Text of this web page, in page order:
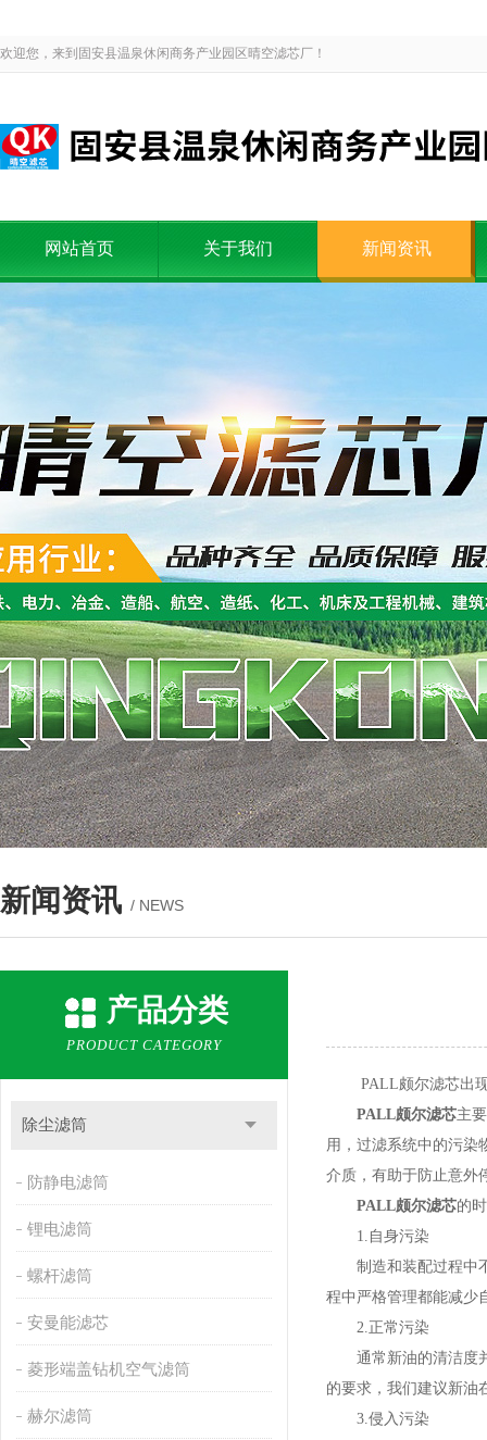
欢迎您，来到固安县温泉休闲商务产业园区晴空滤芯厂！
网站首页 关于我们 新闻资讯
新闻资讯 / NEWS
产品分类
PRODUCT CATEGORY
除尘滤筒
防静电滤筒
锂电滤筒
螺杆滤筒
安曼能滤芯
菱形端盖钻机空气滤筒
赫尔滤筒
PALL颇尔滤芯出现
PALL颇尔滤芯主
用，过滤系统中的污染
介质，有助于防止意外
PALL颇尔滤芯的
1.自身污染
制造和装配过程中不
程中严格管理都能减少
2.正常污染
通常新油的清洁度并
的要求，我们建议新油
3.侵入污染